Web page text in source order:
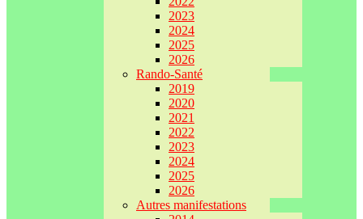
2023
2024
2025
2026
Rando-Santé
2019
2020
2021
2022
2023
2024
2025
2026
Autres manifestations